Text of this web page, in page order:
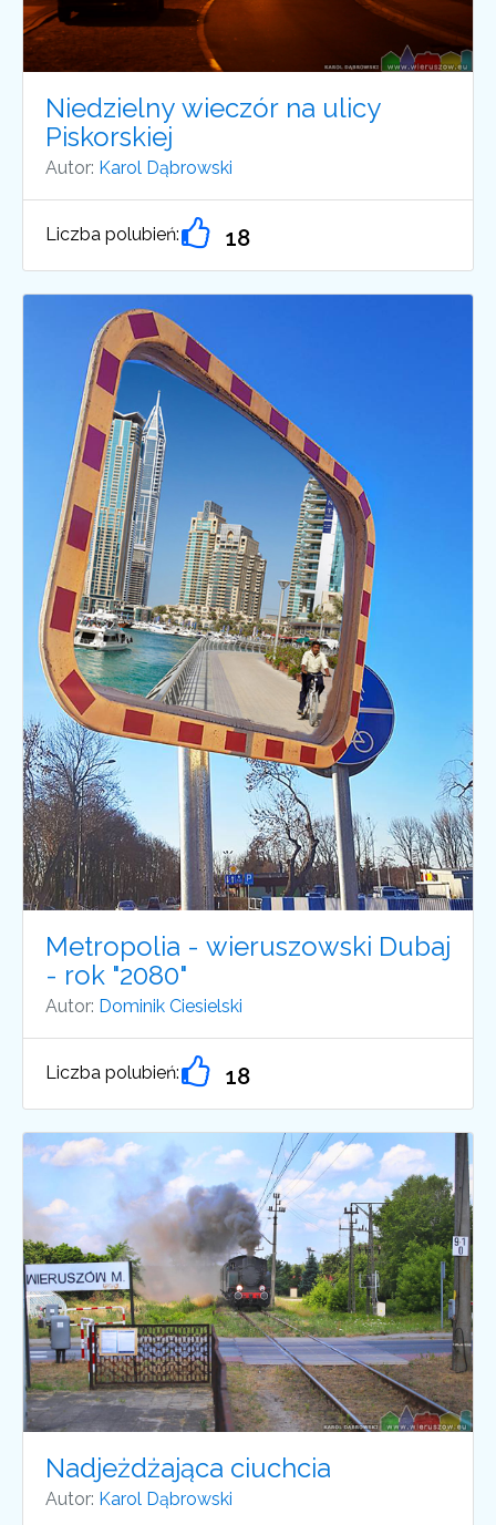
Niedzielny wieczór na ulicy
Piskorskiej
Autor: Karol Dąbrowski
Liczba polubień: 18
Metropolia - wieruszowski Dubaj
- rok "2080"
Autor: Dominik Ciesielski
Liczba polubień: 18
Nadjeżdżająca ciuchcia
Autor: Karol Dąbrowski